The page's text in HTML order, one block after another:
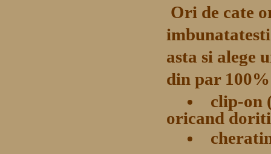
Ori de cate
asta si alege
din par
clip-on
oricand